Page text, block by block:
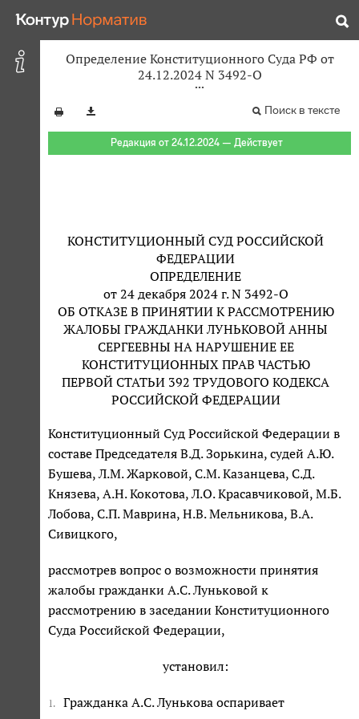
Определение Конституционного Суда РФ от
24.12.2024 N 3492-О
Поиск в тексте
Редакция от 24.12.2024 — Действует
КОНСТИТУЦИОННЫЙ СУД РОССИЙСКОЙ
ФЕДЕРАЦИИ
ОПРЕДЕЛЕНИЕ
от 24 декабря 2024 г. N 3492-О
ОБ ОТКАЗЕ В ПРИНЯТИИ К РАССМОТРЕНИЮ
ЖАЛОБЫ ГРАЖДАНКИ ЛУНЬКОВОЙ АННЫ
СЕРГЕЕВНЫ НА НАРУШЕНИЕ ЕЕ
КОНСТИТУЦИОННЫХ ПРАВ ЧАСТЬЮ
ПЕРВОЙ СТАТЬИ 392 ТРУДОВОГО КОДЕКСА
РОССИЙСКОЙ ФЕДЕРАЦИИ
Конституционный Суд Российской Федерации в
составе Председателя В.Д. Зорькина, судей А.Ю.
Бушева, Л.М. Жарковой, С.М. Казанцева, С.Д.
Князева, А.Н. Кокотова, Л.О. Красавчиковой, М.Б.
Лобова, С.П. Маврина, Н.В. Мельникова, В.А.
Сивицкого,
рассмотрев вопрос о возможности принятия
жалобы гражданки А.С. Луньковой к
рассмотрению в заседании Конституционного
Суда Российской Федерации,
установил:
1.
Гражданка А.С. Лунькова оспаривает